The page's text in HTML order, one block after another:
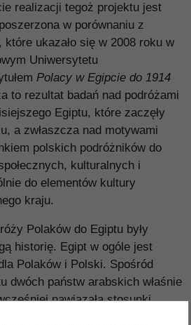
realizacji tegoż projektu jest
w porównaniu z
ukazało się w 2008 roku w
Uniwersytetu
Polacy w Egipcie do 1914
to rezultat badań nad podróżami
Egiptu, które zaczęły
a zwłaszcza nad motywami
polskich podróżników do
kulturalnych i
do elementów kultury
kraju.
Polaków do Egiptu były
historię. Egipt w ogóle jest
Polaków i Polski. Spośród
dwóch państw arabskich właśnie
nawiązała stosunki
one 1927 roku), w kraju tym